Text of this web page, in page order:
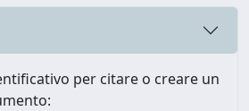
per citare o creare un